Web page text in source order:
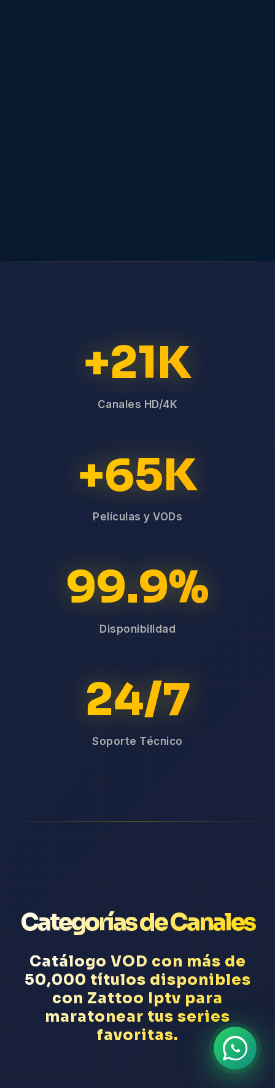
+21K
Canales HD/4K
+65K
Películas y VODs
99.9%
Disponibilidad
24/7
Soporte Técnico
Categorías de Canales
Catálogo VOD con más de
50,000 títulos disponibles
con Zattoo Iptv para
maratonear tus series
favoritas.